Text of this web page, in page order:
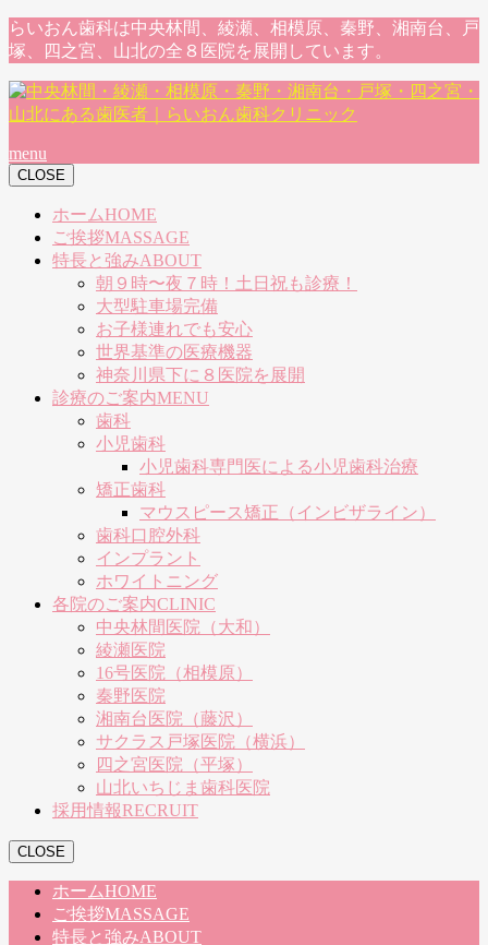
らいおん歯科は中央林間、綾瀬、相模原、秦野、湘南台、戸
塚、四之宮、山北の全８医院を展開しています。
menu
CLOSE
ホームHOME
ご挨拶MASSAGE
特長と強みABOUT
朝９時〜夜７時！土日祝も診療！
大型駐車場完備
お子様連れでも安心
世界基準の医療機器
神奈川県下に８医院を展開
診療のご案内MENU
歯科
小児歯科
小児歯科専門医による小児歯科治療
矯正歯科
マウスピース矯正（インビザライン）
歯科口腔外科
インプラント
ホワイトニング
各院のご案内CLINIC
中央林間医院（大和）
綾瀬医院
16号医院（相模原）
秦野医院
湘南台医院（藤沢）
サクラス戸塚医院（横浜）
四之宮医院（平塚）
山北いちじま歯科医院
採用情報RECRUIT
CLOSE
ホームHOME
ご挨拶MASSAGE
特長と強みABOUT